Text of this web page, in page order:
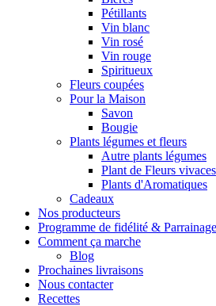
Pétillants
Vin blanc
Vin rosé
Vin rouge
Spiritueux
Fleurs coupées
Pour la Maison
Savon
Bougie
Plants légumes et fleurs
Autre plants légumes
Plant de Fleurs vivaces
Plants d'Aromatiques
Cadeaux
Nos producteurs
Programme de fidélité & Parrainage
Comment ça marche
Blog
Prochaines livraisons
Nous contacter
Recettes